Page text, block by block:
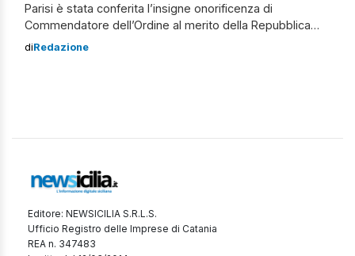
Parisi è stata conferita l’insigne onorificenza di
Commendatore dell’Ordine al merito della Repubblica
italiana dal presidente Sergio Mattarella su proposta
diRedazione
Editore: NEWSICILIA S.R.L.S.
Ufficio Registro delle Imprese di Catania
REA n. 347483